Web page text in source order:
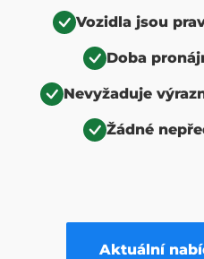
Vozidla jsou
Doba
Nevyžaduje
Žádné
Aktuální